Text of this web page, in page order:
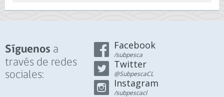
Síguenos a
través de redes
sociales:
Facebook
/subpesca
Twitter
@SubpescaCL
Instagram
/subpescacl